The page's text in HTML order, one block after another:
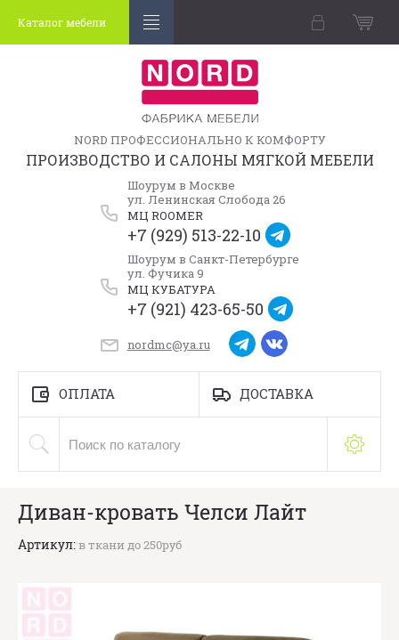
Каталог мебели
NORD ПРОФЕССИОНАЛЬНО К КОМФОРТУ
ПРОИЗВОДСТВО И САЛОНЫ МЯГКОЙ МЕБЕЛИ
Шоурум в Москве
ул. Ленинская Слобода 26
МЦ ROOMER
+7 (929) 513-22-10
Шоурум в Санкт-Петербурге
ул. Фучика 9
МЦ КУБАТУРА
+7 (921) 423-65-50
nordmc@ya.ru
ОПЛАТА ДОСТАВКА
Диван-кровать Челси Лайт
Артикул:в ткани до 250руб